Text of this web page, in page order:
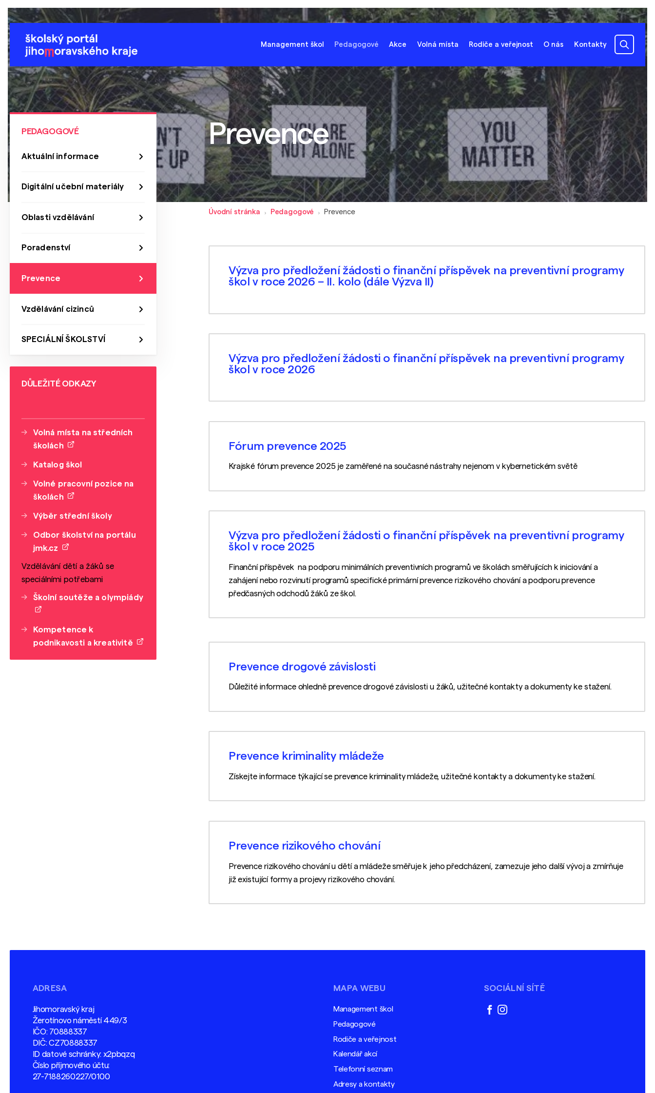
Management škol Pedagogové Akce Volná místa Rodiče a veřejnost O nás Kontakty
Prevence
Úvodní stránka Pedagogové Prevence
Výzva pro předložení žádosti o finanční příspěvek na preventivní programy
škol v roce 2026 – II. kolo (dále Výzva II)
Výzva pro předložení žádosti o finanční příspěvek na preventivní programy
škol v roce 2026
Fórum prevence 2025
Krajské fórum prevence 2025 je zaměřené na současné nástrahy nejenom v kybernetickém světě
Výzva pro předložení žádosti o finanční příspěvek na preventivní programy
škol v roce 2025
Finanční příspěvek na podporu minimálních preventivních programů ve školách směřujících k iniciování a
zahájení nebo rozvinutí programů specifické primární prevence rizikového chování a podporu prevence
předčasných odchodů žáků ze škol.
Prevence drogové závislosti
Důležité informace ohledně prevence drogové závislosti u žáků, užitečné kontakty a dokumenty ke stažení.
Prevence kriminality mládeže
Získejte informace týkající se prevence kriminality mládeže, užitečné kontakty a dokumenty ke stažení.
Prevence rizikového chování
Prevence rizikového chování u dětí a mládeže směřuje k jeho předcházení, zamezuje jeho další vývoj a zmírňuje
již existující formy a projevy rizikového chování.
PEDAGOGOVÉ
Aktuální informace
Digitální učební materiály
Oblasti vzdělávání
Poradenství
Prevence
Vzdělávání cizinců
SPECIÁLNÍ ŠKOLSTVÍ
DŮLEŽITÉ ODKAZY
Volná místa na středních
školách
Katalog škol
Volné pracovní pozice na
školách
Výběr střední školy
Odbor školství na portálu
jmk.cz
Vzdělávání dětí a žáků se
speciálními potřebami
Školní soutěže a olympiády
Kompetence k
podnikavosti a kreativitě
ADRESA
Jihomoravský kraj
Žerotínovo náměstí 449/3
IČO: 70888337
DIČ: CZ70888337
ID datové schránky: x2pbqzq
Číslo příjmového účtu:
27-7188260227/0100
MAPA WEBU
Management škol
Pedagogové
Rodiče a veřejnost
Kalendář akcí
Telefonní seznam
Adresy a kontakty
SOCIÁLNÍ SÍTĚ
facebook
instagram